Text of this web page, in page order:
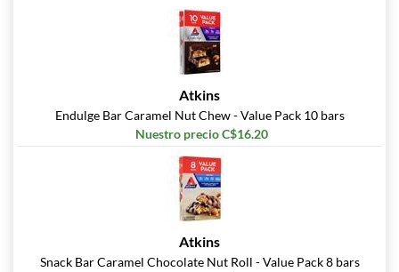
Atkins
Endulge Bar Caramel Nut Chew - Value Pack 10 bars
Nuestro precio C$16.20
Atkins
Snack Bar Caramel Chocolate Nut Roll - Value Pack 8 bars